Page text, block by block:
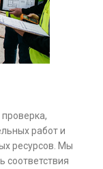
работ и
ресурсов. Мы
соответствия